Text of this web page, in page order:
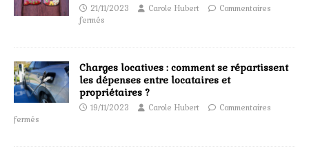
21/11/2023 Carole Hubert
Commentaires
fermés
Charges locatives : comment se répartissent
les dépenses entre locataires et
propriétaires ?
19/11/2023 Carole Hubert
Commentaires
fermés